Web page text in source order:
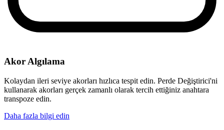
Akor Algılama
Kolaydan ileri seviye akorları hızlıca tespit edin. Perde Değiştirici'ni
kullanarak akorları gerçek zamanlı olarak tercih ettiğiniz anahtara
transpoze edin.
Daha fazla bilgi edin